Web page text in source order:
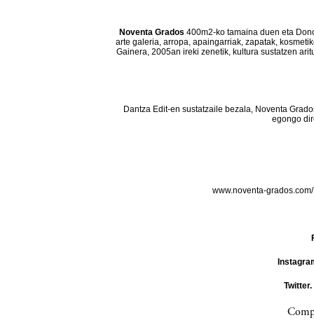
Noventa Grados 400m2-ko tamaina duen eta
arte galeria, arropa, apaingarriak, zapatak,
Gainera, 2005an ireki zenetik, kultura sustatzen
Dantza Edit-en sustatzaile bezala, Noventa
egongo
www.noventa-
Twitter.